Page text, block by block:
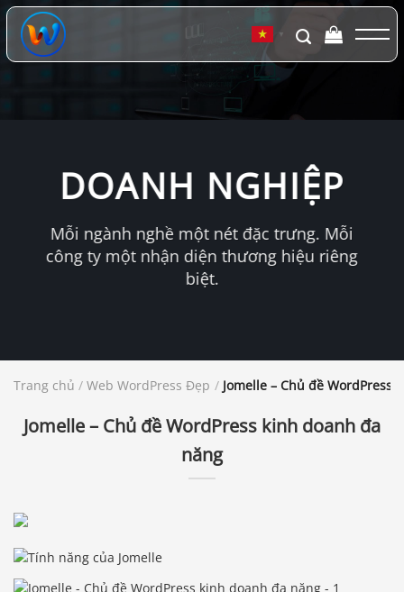
Chuyển
đến
dung
▼
DOANH NGHIỆP
Mỗi ngành nghề một nét đặc trưng. Mỗi
công ty một nhận diện thương hiệu riêng
biệt.
Trang chủ / Web WordPress Đẹp / Jomelle – Chủ đề WordPress
Jomelle – Chủ đề WordPress kinh doanh đa
năng